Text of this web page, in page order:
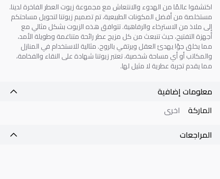
اكتشفوا عالمًا من الهدوء والانتعاش مع مجموعة زيوت العطر الفاخرة لدينا.
مستخلصة من أفضل المكونات الطبيعية، تم تصميم زيوتنا لتحويل مساحتكم
إلى ملاذ من الاسترخاء والرفاهية. تتوافق هذه الزيوت بشكل مثالي مع
أجهزة التفتيح، حيث تنبعث من كل مزيج عطر رائحة متناغمة وطويلة الأمد،
مما يخلق جوًا يهدئ العقل ويرتقي بالروح. مثالية للاستخدام في المنازل
والمكاتب أو أي مساحة شخصية، تعتبر زيوتنا شهادة على النقاء والفخامة،
مما يقدم تجربة عطرية لا مثيل لها.
معلومات إضافية
الماركة اخرى
المراجعات